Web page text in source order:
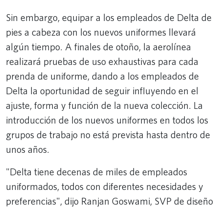
Sin embargo, equipar a los empleados de Delta de
pies a cabeza con los nuevos uniformes llevará
algún tiempo. A finales de otoño, la aerolínea
realizará pruebas de uso exhaustivas para cada
prenda de uniforme, dando a los empleados de
Delta la oportunidad de seguir influyendo en el
ajuste, forma y función de la nueva colección. La
introducción de los nuevos uniformes en todos los
grupos de trabajo no está prevista hasta dentro de
unos años.
"Delta tiene decenas de miles de empleados
uniformados, todos con diferentes necesidades y
preferencias", dijo Ranjan Goswami, SVP de diseño